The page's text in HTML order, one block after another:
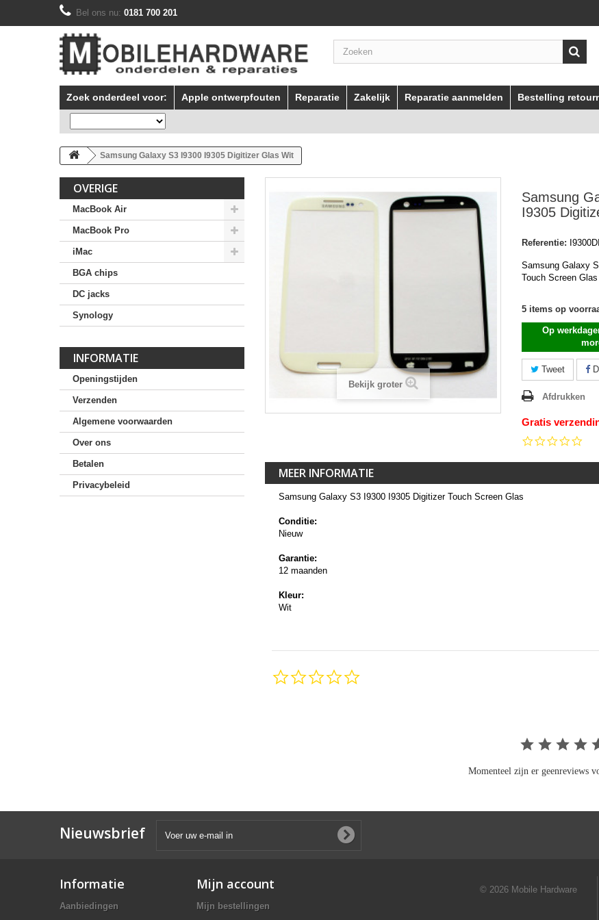
Bel ons nu: 0181 700 201
Zoek onderdeel voor: Apple ontwerpfouten Reparatie Zakelijk Reparatie aanmelden Bestelling
Samsung Galaxy S3 I9300 I9305 Digitizer Glas Wit
OVERIGE
MacBook Air
MacBook Pro
iMac
BGA chips
DC jacks
Synology
INFORMATIE
Openingstijden
Verzenden
Algemene voorwaarden
Over ons
Betalen
Privacybeleid
Bekijk groter
Samsung
I9305
Referentie:
Samsung Galaxy
Touch Screen Glas
5 items op
Op
Tweet
Afdrukken
Gratis
MEER INFORMATIE
Samsung Galaxy S3 I9300 I9305 Digitizer Touch Screen Glas
Conditie:
Nieuw
Garantie:
12 maanden
Kleur:
Wit
Momenteel zijn er geenreviews
Nieuwsbrief
Informatie
Aanbiedingen
Mijn account
Mijn bestellingen
© 2026 Mobile Hardware